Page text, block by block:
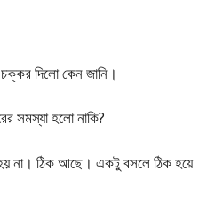
দিলো কেন জানি।
সমস্যা হলো নাকি?
না। ঠিক আছে। একটু বসলে ঠিক হয়ে